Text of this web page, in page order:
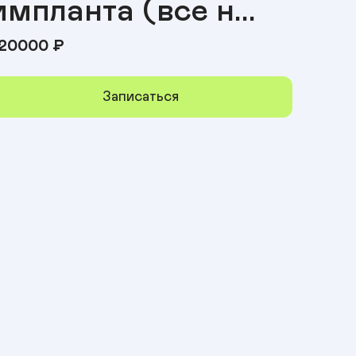
(все н...
₽
Записаться